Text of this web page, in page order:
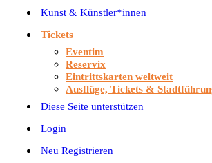
Kunst & Künstler*innen
Tickets
Eventim
Reservix
Eintrittskarten weltweit
Ausflüge, Tickets &
Diese Seite unterstützen
Login
Neu Registrieren